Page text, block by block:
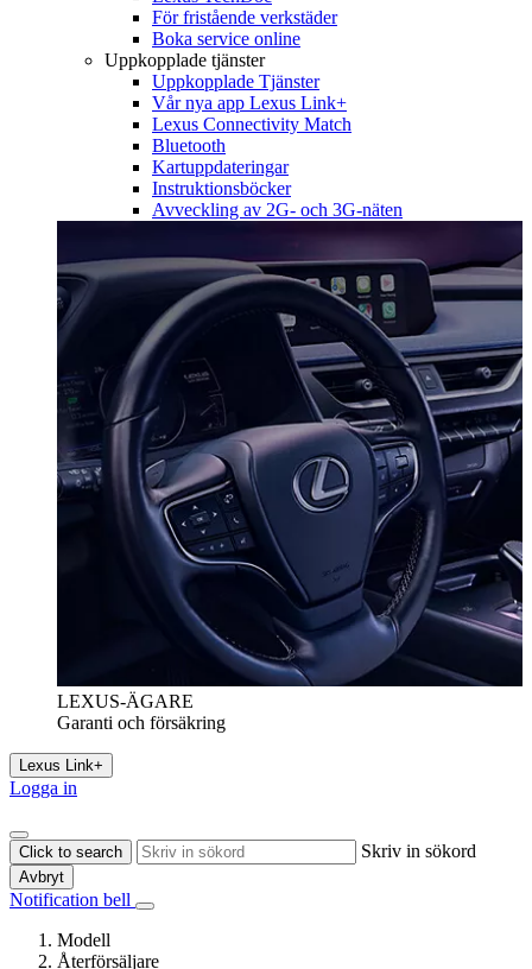
För fristående verkstäder
Boka service online
Uppkopplade tjänster
Uppkopplade Tjänster
Vår nya app Lexus Link+
Lexus Connectivity Match
Bluetooth
Kartuppdateringar
Instruktionsböcker
Avveckling av 2G- och 3G-näten
LEXUS-ÄGARE
Garanti och försäkring
Lexus Link+
Logga in
Click to search Skriv in sökord
Avbryt
Notification bell
Modell
Återförsäljare